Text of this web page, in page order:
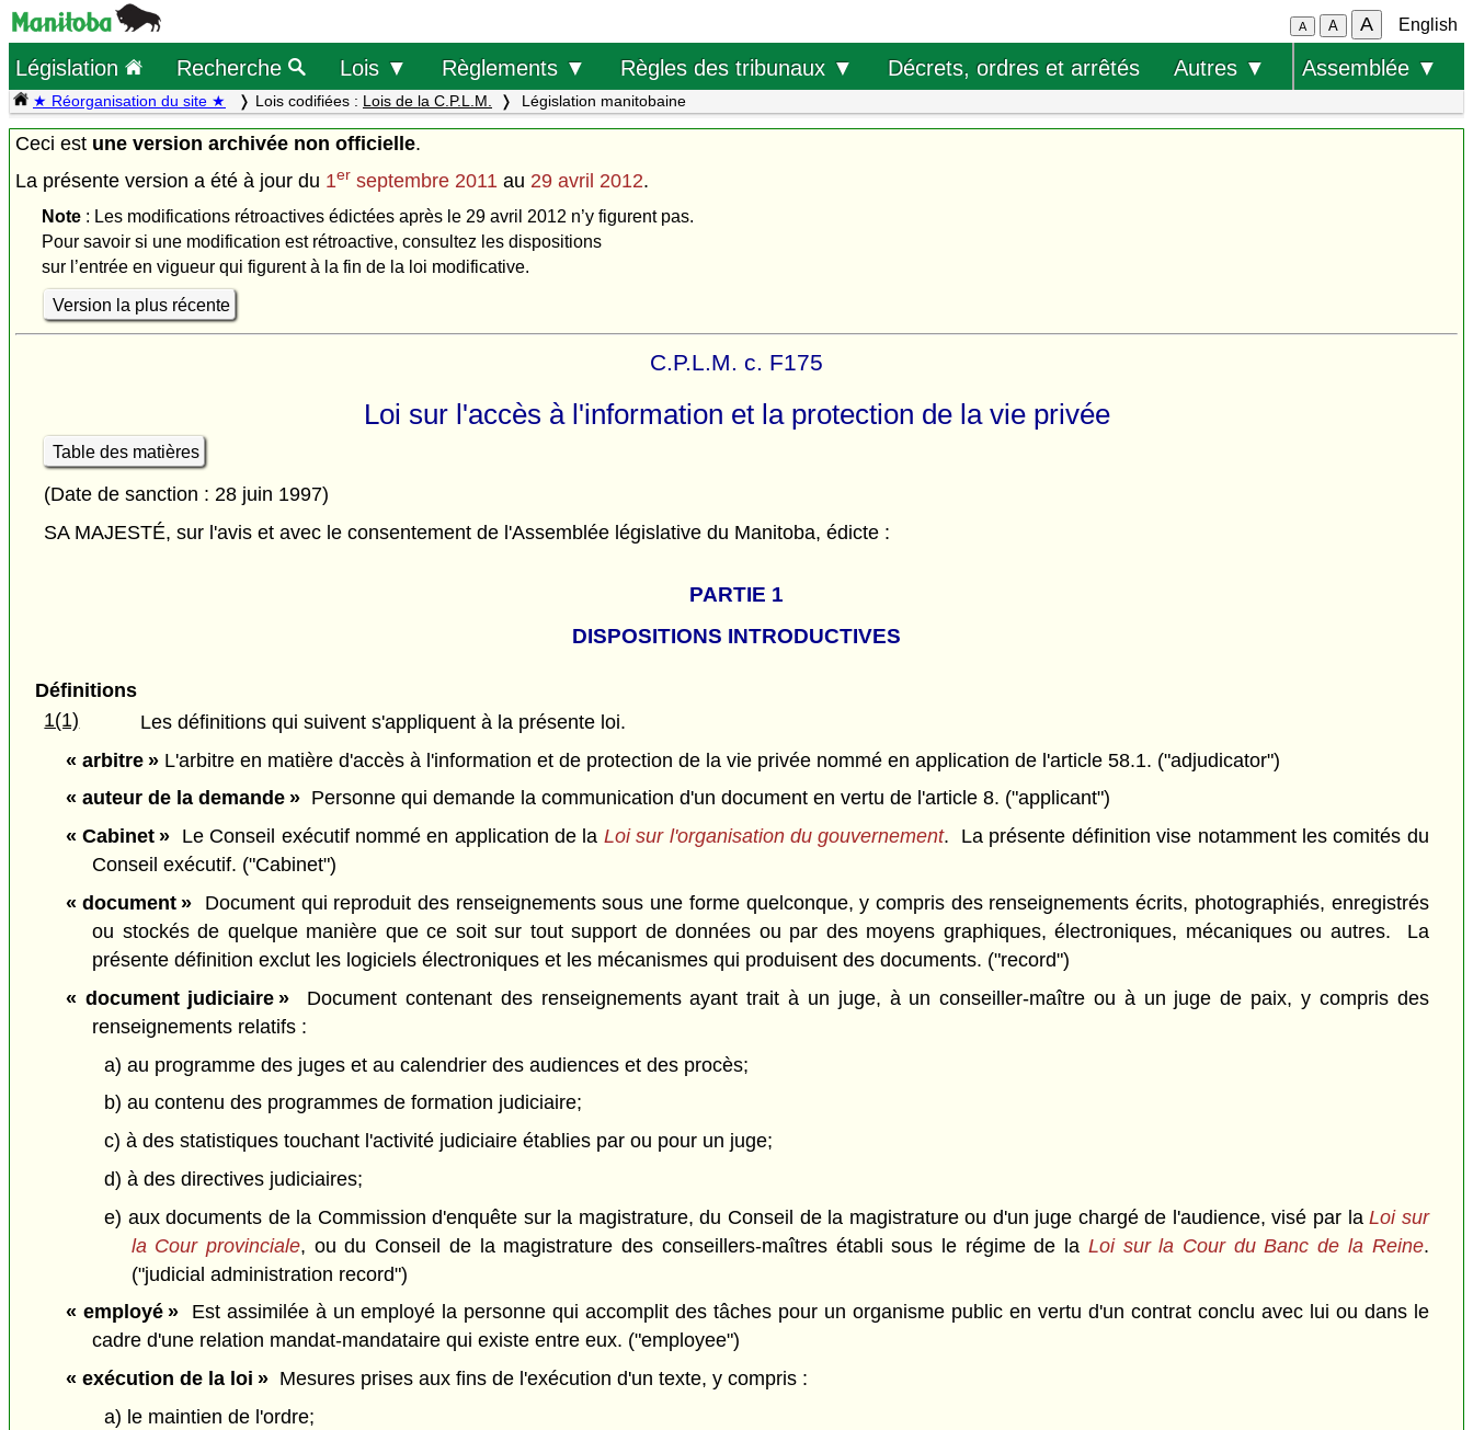
A A A English
Législation Recherche Lois ▼ Règlements ▼ Règles des tribunaux ▼ Décrets, ordres et arrêtés Autres ▼ Assemblée ▼
★ Réorganisation du site ★ Lois codifiées : Lois de la C.P.L.M. Législation manitobaine
Ceci est une version archivée non officielle.
La présente version a été à jour du 1er septembre 2011 au 29 avril 2012.
Note: Les modifications rétroactives édictées après le 29 avril 2012 n’y figurent pas.
Pour savoir si une modification est rétroactive, consultez les dispositions
sur l’entrée en vigueur qui figurent à la fin de la loi modificative.
Version la plus récente
C.P.L.M. c. F175
Loi sur l'accès à l'information et la protection de la vie privée
Table des matières
(Date de sanction : 28 juin 1997)
SA MAJESTÉ, sur l'avis et avec le consentement de l'Assemblée législative du Manitoba, édicte :
PARTIE 1
DISPOSITIONS INTRODUCTIVES
Définitions
1(1)
Les définitions qui suivent s'appliquent à la présente loi.
« arbitre »L'arbitre en matière d'accès à l'information et de protection de la vie privée nommé en application de l'article 58.1. ("adjudicator")
« auteur de la demande »Personne qui demande la communication d'un document en vertu de l'article 8. ("applicant")
« Cabinet » Le Conseil exécutif nommé en application de la Loi sur l'organisation du gouvernement. La présente définition vise notamment les comités du
Conseil exécutif. ("Cabinet")
« document » Document qui reproduit des renseignements sous une forme quelconque, y compris des renseignements écrits, photographiés, enregistrés
ou stockés de quelque manière que ce soit sur tout support de données ou par des moyens graphiques, électroniques, mécaniques ou autres. La
présente définition exclut les logiciels électroniques et les mécanismes qui produisent des documents. ("record")
« document judiciaire » Document contenant des renseignements ayant trait à un juge, à un conseiller-maître ou à un juge de paix, y compris des
renseignements relatifs :
a) au programme des juges et au calendrier des audiences et des procès;
b) au contenu des programmes de formation judiciaire;
c) à des statistiques touchant l'activité judiciaire établies par ou pour un juge;
d) à des directives judiciaires;
e) aux documents de la Commission d'enquête sur la magistrature, du Conseil de la magistrature ou d'un juge chargé de l'audience, visé par laLoi sur
la Cour provinciale, ou du Conseil de la magistrature des conseillers-maîtres établi sous le régime de la Loi sur la Cour du Banc de la Reine.
("judicial administration record")
« employé »Est assimilée à un employé la personne qui accomplit des tâches pour un organisme public en vertu d'un contrat conclu avec lui ou dans le
cadre d'une relation mandat-mandataire qui existe entre eux. ("employee")
« exécution de la loi »Mesures prises aux fins de l'exécution d'un texte, y compris :
a) le maintien de l'ordre;